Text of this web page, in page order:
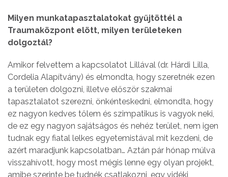
Milyen munkatapasztalatokat gyűjtöttél a
Traumaközpont elött, milyen területeken
dolgoztál?
Amikor felvettem a kapcsolatot Lillával (dr. Hárdi Lilla,
Cordelia Alapítvány) és elmondta, hogy szeretnék ezen
a területen dolgozni, illetve először szakmai
tapasztalatot szerezni, önkénteskedni, elmondta, hogy
ez nagyon kedves tőlem és szimpatikus is vagyok neki,
de ez egy nagyon sajátságos és nehéz terület, nem igen
tudnak egy fiatal lelkes egyetemistával mit kezdeni, de
azért maradjunk kapcsolatban… Aztán pár hónap múlva
visszahívott, hogy most mégis lenne egy olyan projekt,
amibe szerinte be tudnék csatlakozni, egy vidéki